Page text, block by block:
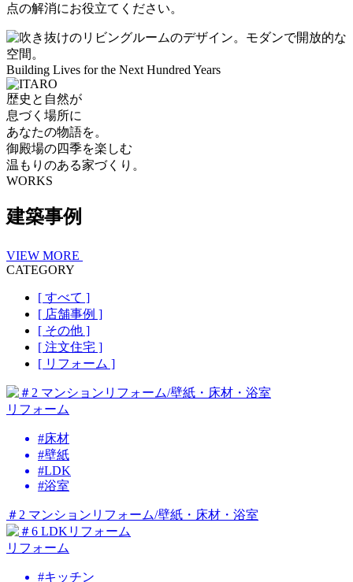
点の解消にお役立てください。
Building Lives for the Next Hundred Years
歴史と自然が
息づく場所に
あなたの物語を。
御殿場の四季を楽しむ
温もりのある家づくり。
WORKS
建築事例
VIEW MORE
CATEGORY
[ すべて ]
[ 店舗事例 ]
[ その他 ]
[ 注文住宅 ]
[ リフォーム ]
リフォーム
#床材
#壁紙
#LDK
#浴室
＃2 マンションリフォーム/壁紙・床材・浴室
リフォーム
#キッチン